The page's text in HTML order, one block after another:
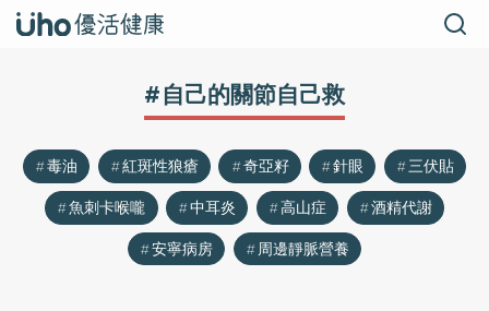
#自己的關節自己救
毒油 紅斑性狼瘡 奇亞籽 針眼
三伏貼
魚刺卡喉嚨
中耳炎 高山症
酒精代謝
安寧病房
周邊靜脈營養